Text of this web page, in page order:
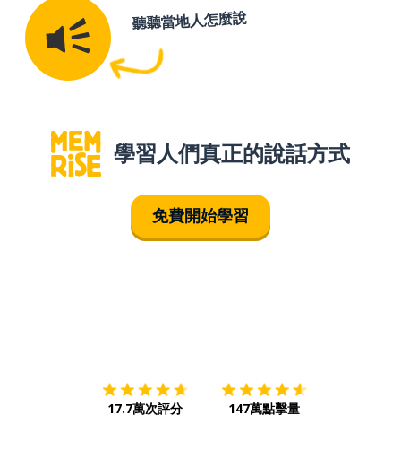
聽聽當地人怎麼說
學習人們真正的說話方式
免費開始學習
17.7萬次評分 147萬點擊量